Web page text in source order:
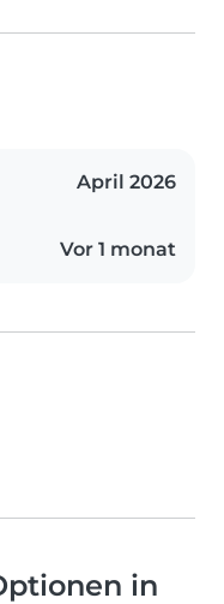
April 2026
Vor 1 monat
in